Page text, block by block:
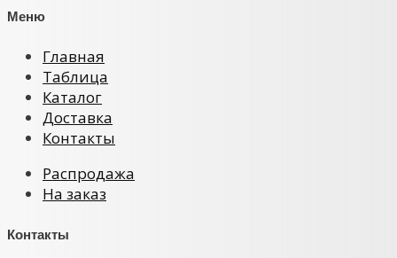
Меню
Главная
Таблица
Каталог
Доставка
Контакты
Распродажа
На заказ
Контакты